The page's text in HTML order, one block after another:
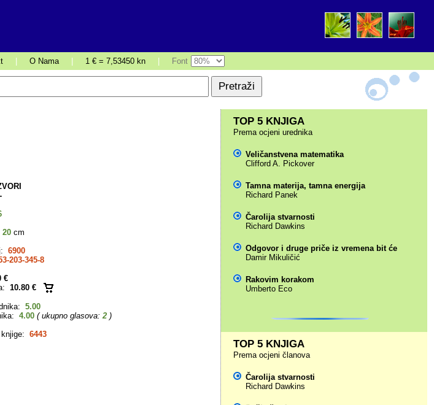
O Nama 1 € = 7,53450 kn Font
20 cm
6900
203-345-8
€
10.80 €
5.00
4.00 ( ukupno glasova:2 )
knjige: 6443
TOP 5 KNJIGA
Prema ocjeni urednika
Veličanstvena matematika
Clifford A. Pickover
Tamna materija, tamna energija
Richard Panek
Čarolija stvarnosti
Richard Dawkins
Odgovor i druge priče iz vremena bit će
Damir Mikuličić
Rakovim korakom
Umberto Eco
TOP 5 KNJIGA
Prema ocjeni članova
Čarolija stvarnosti
Richard Dawkins